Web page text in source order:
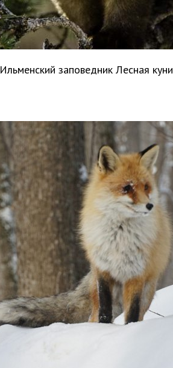
Ильменский заповедник Лесная